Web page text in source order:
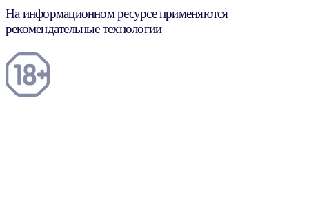
На информационном ресурсе применяются
рекомендательные технологии